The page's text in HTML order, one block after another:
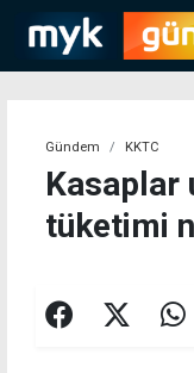
Gündem KKTC
Kasaplar
tüketimi